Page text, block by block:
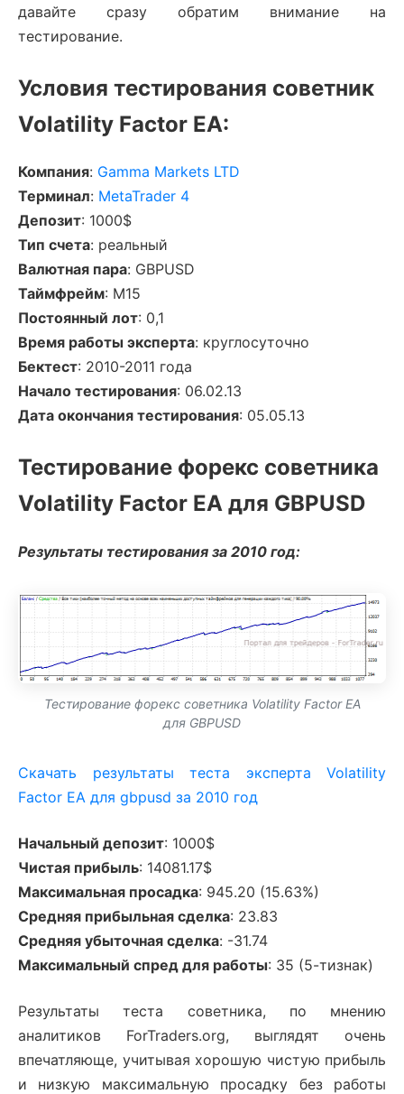
давайте сразу обратим внимание на
тестирование.
Условия тестирования советник
Volatility Factor EA:
Компания: Gamma Markets LTD
Терминал: MetaTrader 4
Депозит: 1000$
Тип счета: реальный
Валютная пара: GBPUSD
Таймфрейм: М15
Постоянный лот: 0,1
Время работы эксперта: круглосуточно
Бектест: 2010-2011 года
Начало тестирования: 06.02.13
Дата окончания тестирования: 05.05.13
Тестирование форекс советника
Volatility Factor EA для GBPUSD
Результаты тестирования за 2010 год:
Тестирование форекс советника Volatility Factor EA
для GBPUSD
Скачать результаты теста эксперта Volatility
Factor EA для gbpusd за 2010 год
Начальный депозит: 1000$
Чистая прибыль: 14081.17$
Максимальная просадка: 945.20 (15.63%)
Средняя прибыльная сделка: 23.83
Средняя убыточная сделка: -31.74
Максимальный спред для работы: 35 (5-тизнак)
Результаты теста советника, по мнению
аналитиков ForTraders.org, выглядят очень
впечатляюще, учитывая хорошую чистую прибыль
и низкую максимальную просадку без работы